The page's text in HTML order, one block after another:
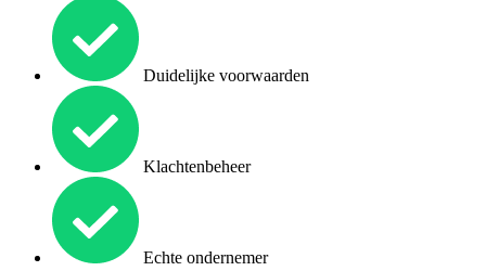
Duidelijke voorwaarden
Klachtenbeheer
Echte ondernemer